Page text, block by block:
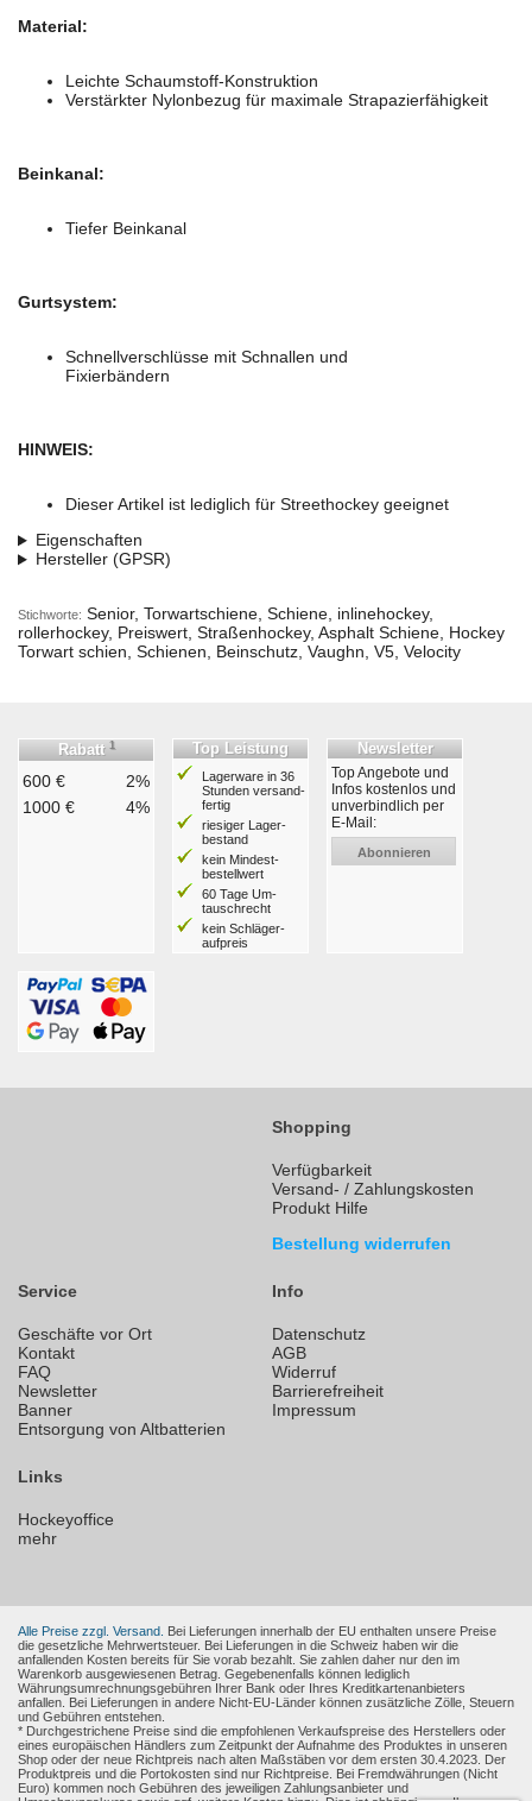
Material:
Leichte Schaumstoff-Konstruktion
Verstärkter Nylonbezug für maximale Strapazierfähigkeit
Beinkanal:
Tiefer Beinkanal
Gurtsystem:
Schnellverschlüsse mit Schnallen und
Fixierbändern
HINWEIS:
Dieser Artikel ist lediglich für Streethockey geeignet
Eigenschaften
Hersteller (GPSR)
Stichworte: Senior, Torwartschiene, Schiene, inlinehockey,
rollerhockey, Preiswert, Straßenhockey, Asphalt Schiene, Hockey
Torwart schien, Schienen, Beinschutz, Vaughn, V5, Velocity
Rabatt 1
600 €
2%
1000 €
4%
Top Leistung
Lagerware in 36
Stunden ver­sand­
fertig
riesiger Lager­
bestand
kein Mindest­
bestell­wert
60 Tage Um­
tausch­recht
kein Schläger­
aufpreis
Newsletter
Top Angebote und
Infos kostenlos und
unverbindlich per
E-Mail:
Abonnieren
Shopping
Verfügbarkeit
Versand- / Zahlungskosten
Produkt Hilfe
Bestellung widerrufen
Service
Geschäfte vor Ort
Kontakt
FAQ
Newsletter
Banner
Entsorgung von Altbatterien
Info
Datenschutz
AGB
Widerruf
Barrierefreiheit
Impressum
Links
Hockeyoffice
mehr
Alle Preise zzgl. Versand. Bei Lieferungen innerhalb der EU enthalten unsere Preise
die gesetzliche Mehrwertsteuer. Bei Lieferungen in die Schweiz haben wir die
anfallenden Kosten bereits für Sie vorab bezahlt. Sie zahlen daher nur den im
Warenkorb ausgewiesenen Betrag. Gegebenenfalls können lediglich
Währungsumrechnungsgebühren Ihrer Bank oder Ihres Kreditkartenanbieters
anfallen. Bei Lieferungen in andere Nicht-EU-Länder können zusätzliche Zölle, Steuern
und Gebühren entstehen.
* Durchgestrichene Preise sind die empfohlenen Verkaufspreise des Herstellers oder
eines europäischen Händlers zum Zeitpunkt der Aufnahme des Produktes in unseren
Shop oder der neue Richtpreis nach alten Maßstäben vor dem ersten 30.4.2023. Der
Produktpreis und die Portokosten sind nur Richtpreise. Bei Fremdwährungen (Nicht
Euro) kommen noch Gebühren des jeweiligen Zahlungsanbieter und